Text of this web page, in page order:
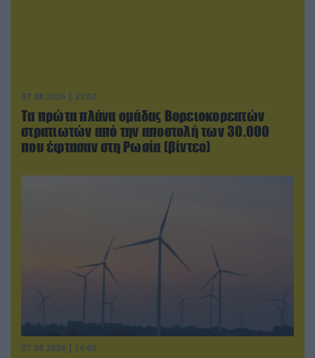
07.08.2026 | 23:02
Τα πρώτα πλάνα ομάδας Βορειοκορεατών
στρατιωτών από την αποστολή των 30.000
που έφτασαν στη Ρωσία (βίντεο)
07.08.2026 | 16:02